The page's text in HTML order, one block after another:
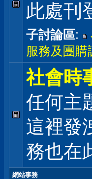
此處刊
子討論區:
服務及團購
社會時
任何主
這裡發
務也在
網站事務